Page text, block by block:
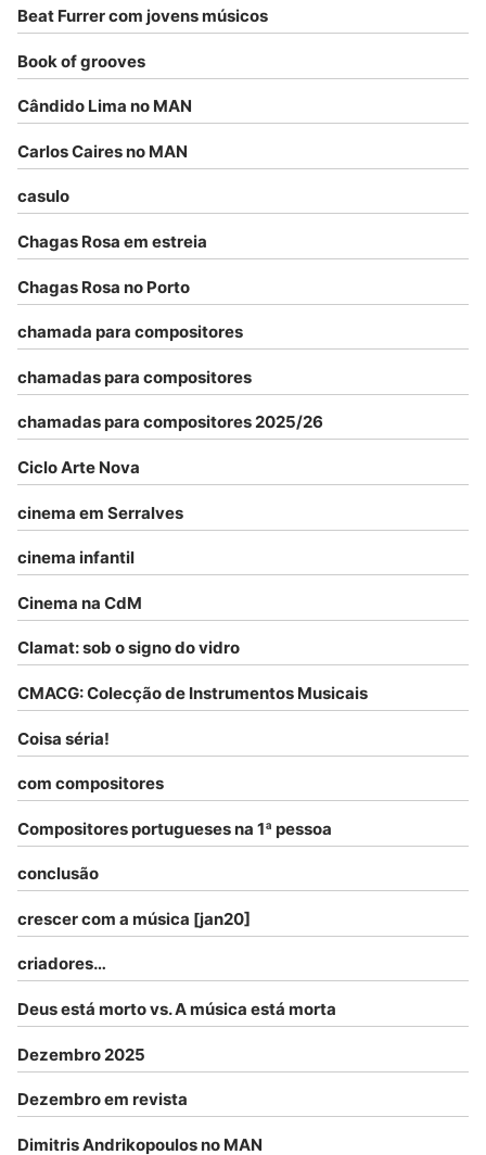
Beat Furrer com jovens músicos
Book of grooves
Cândido Lima no MAN
Carlos Caires no MAN
casulo
Chagas Rosa em estreia
Chagas Rosa no Porto
chamada para compositores
chamadas para compositores
chamadas para compositores 2025/26
Ciclo Arte Nova
cinema em Serralves
cinema infantil
Cinema na CdM
Clamat: sob o signo do vidro
CMACG: Colecção de Instrumentos Musicais
Coisa séria!
com compositores
Compositores portugueses na 1ª pessoa
conclusão
crescer com a música [jan20]
criadores…
Deus está morto vs. A música está morta
Dezembro 2025
Dezembro em revista
Dimitris Andrikopoulos no MAN